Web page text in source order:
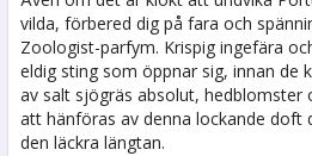
vilda, förbered dig på fara och
Zoologist-parfym. Krispig ingefära
eldig sting som öppnar sig, innan de
av salt sjögräs absolut, hedblomster
att hänföras av denna lockande doft
den läckra längtan.